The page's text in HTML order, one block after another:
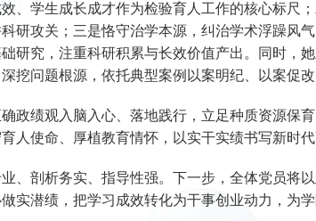
、学生成长成才作为检验育人工作的核心标尺
研攻关；三是恪守治学本源，纠治学术浮躁风
研究，注重科研积累与长效价值产出。同时，
挖问题根源，依托典型案例以案明纪、以案促
政绩观入脑入心、落地践行，立足种质资源保
人使命、厚植教育情怀，以实干实绩书写新时代
、剖析务实、指导性强。下一步，全体党员将
实潜绩，把学习成效转化为干事创业动力，为